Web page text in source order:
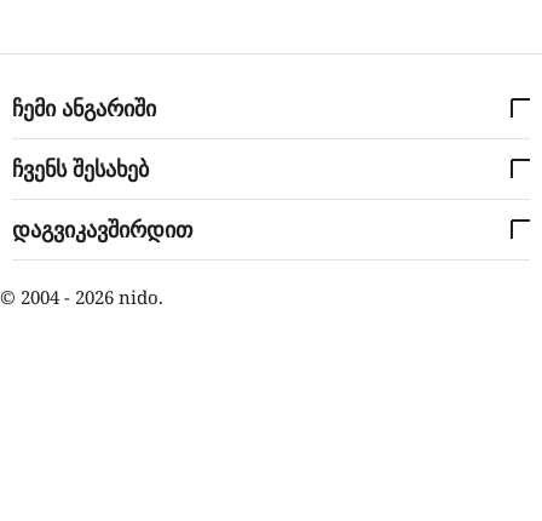
ჩემი ანგარიში
ჩვენს შესახებ
დაგვიკავშირდით
© 2004 - 2026 nido.